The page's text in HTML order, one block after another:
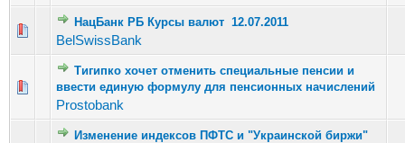
НацБанк РБ Курсы валют 12.07.2011
BelSwissBank
Голосов: 1 - Средняя оценка: 1 из 5
123 4 5
Тигипко хочет отменить специальные пенсии и
ввести единую формулу для пенсионных начислений
Prostobank
Голосов: 5 - Средняя оценка: 2 из 5
12345
Изменение индексов ПФТС и "Украинской биржи"